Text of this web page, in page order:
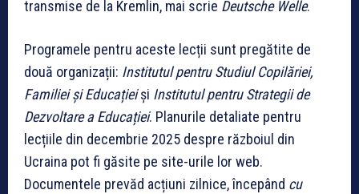
transmise de la Kremlin, mai scrie Deutsche Welle.
Programele pentru aceste lecții sunt pregătite de
două organizații: Institutul pentru Studiul Copilăriei,
Familiei și Educațieiși Institutul pentru Strategii de
Dezvoltare a Educației. Planurile detaliate pentru
lecțiile din decembrie 2025 despre războiul din
Ucraina pot fi găsite pe site-urile lor web.
Documentele prevăd acțiuni zilnice, începând cu